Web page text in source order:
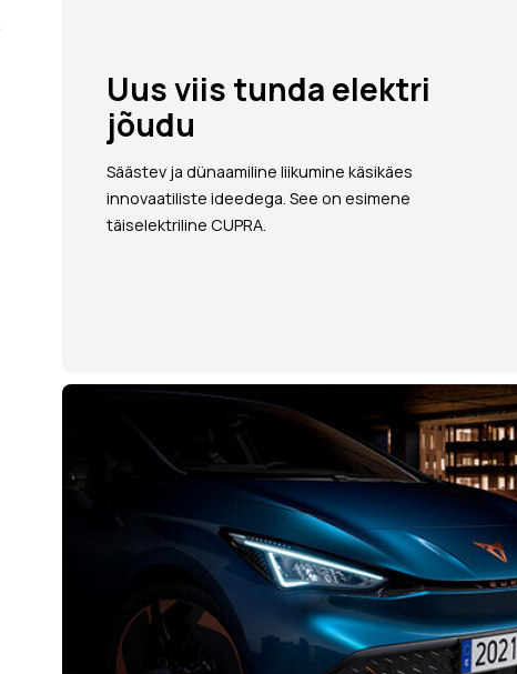
Uus viis tunda elektri
jõudu
Säästev ja dünaamiline liikumine käsikäes
innovaatiliste ideedega. See on esimene
täiselektriline CUPRA.